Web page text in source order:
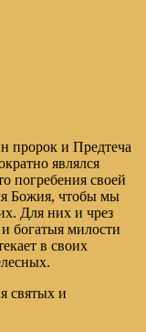
пророк и Предтеча
являлся
погребения своей
Божия, чтобы мы
Для них и чрез
богатыя милости
в своих
святых и